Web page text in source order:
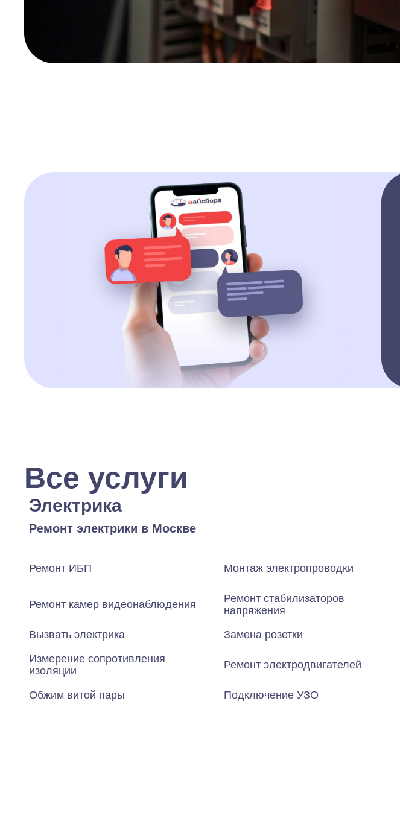
Все услуги
Электрика
Ремонт электрики в Москве
Ремонт ИБП Монтаж электропроводки
Ремонт камер видеонаблюдения
Ремонт стабилизаторов
напряжения
Вызвать электрика Замена розетки
Измерение сопротивления
изоляции
Ремонт электродвигателей
Обжим витой пары Подключение УЗО